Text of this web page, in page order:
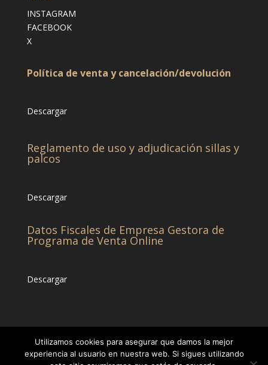
INSTAGRAM
FACEBOOK
X
Política de venta y cancelación/devolución
Descargar
Reglamento de uso y adjudicación sillas y
palcos
Descargar
Datos Fiscales de Empresa Gestora de
Programa de Venta Online
Descargar
Utilizamos cookies para asegurar que damos la mejor
experiencia al usuario en nuestra web. Si sigues utilizando